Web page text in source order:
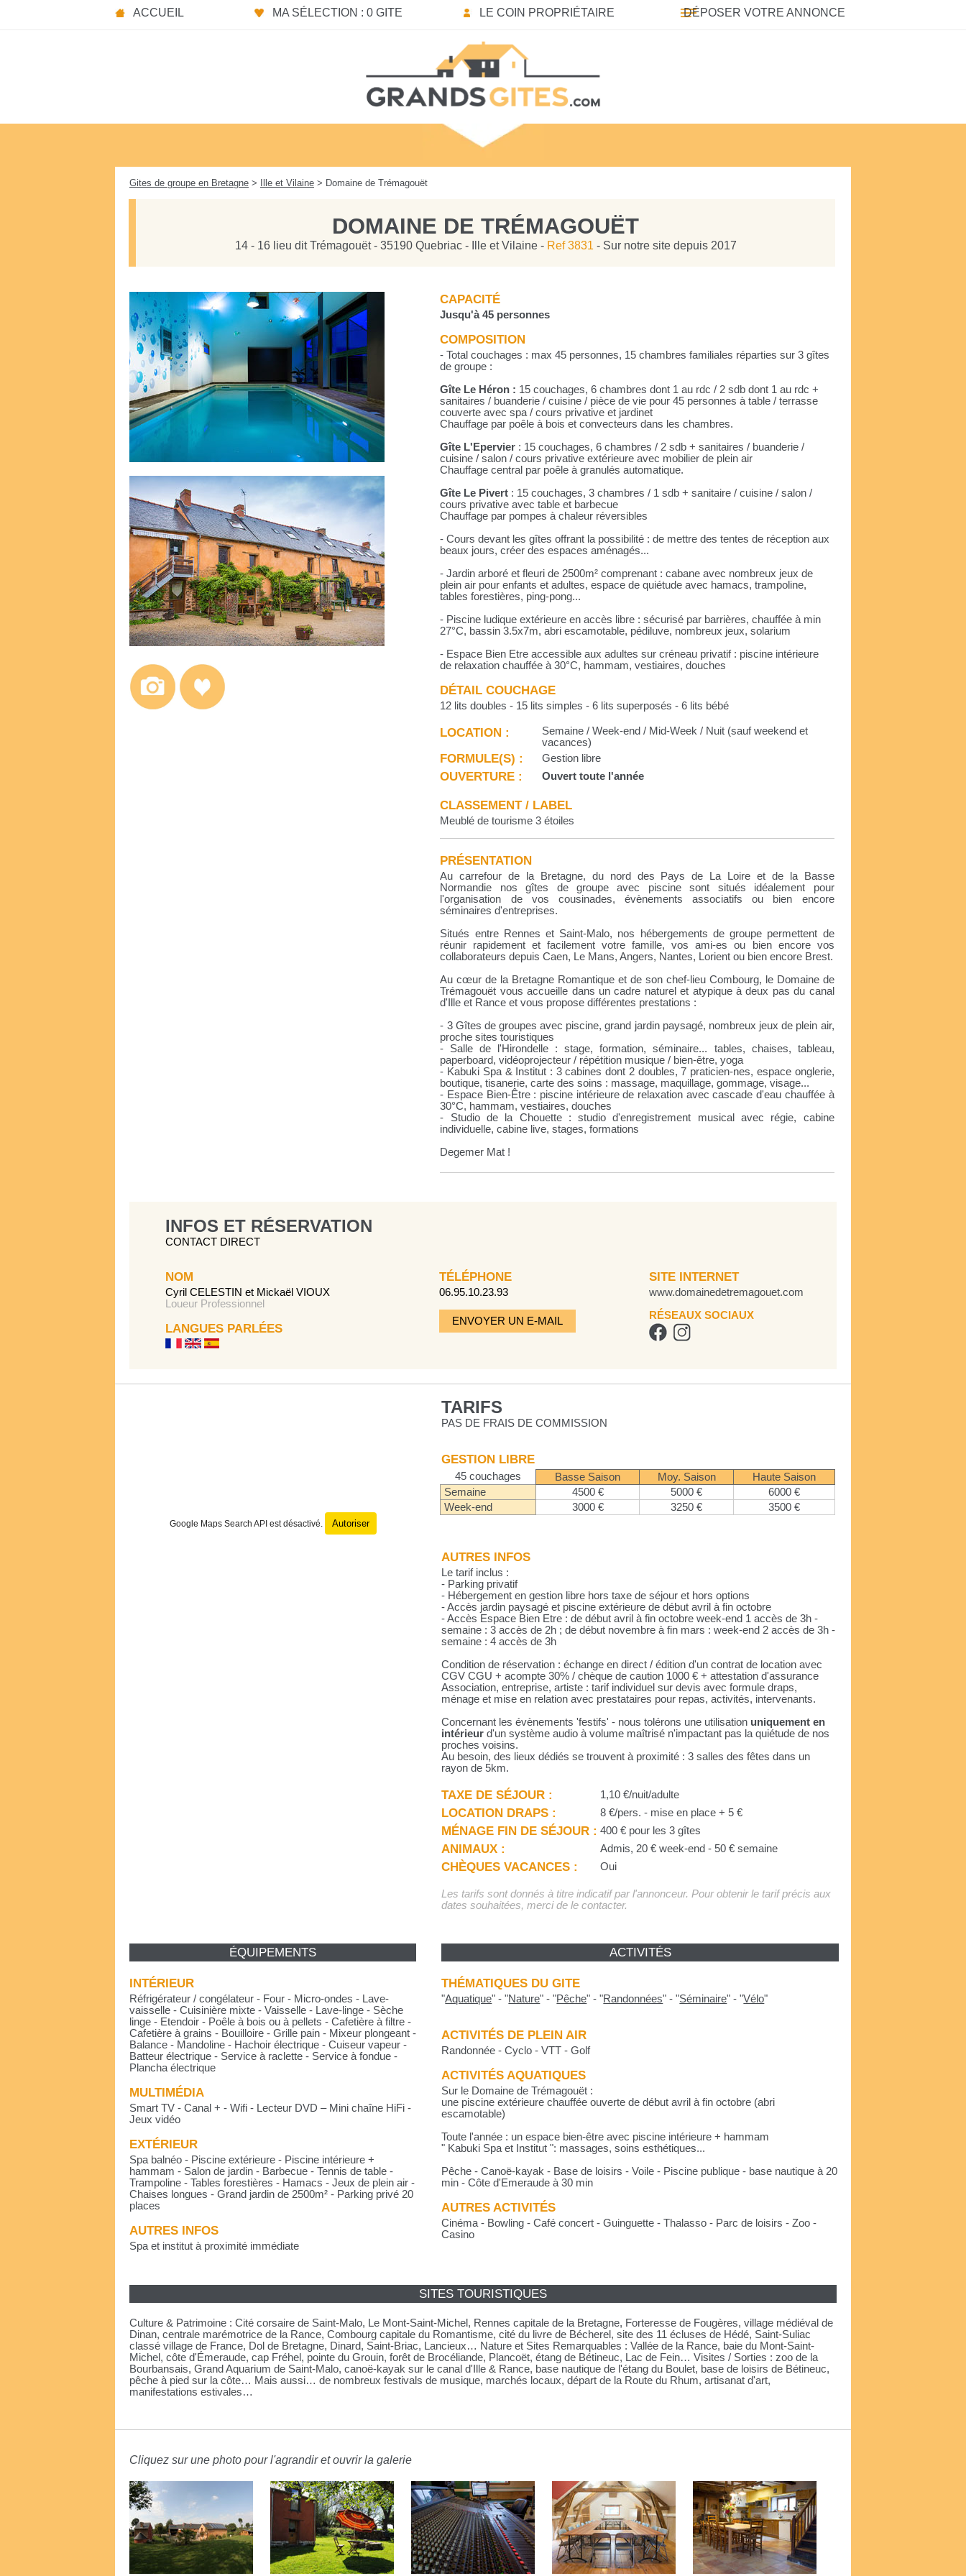
ACCUEIL MA SÉLECTION : 0 GITE LE COIN PROPRIÉTAIRE DÉPOSER VOTRE ANNONCE
Gites de groupe en Bretagne > Ille et Vilaine > Domaine de Trémagouët
DOMAINE DE TRÉMAGOUËT
14 - 16 lieu dit Trémagouët - 35190 Quebriac - Ille et Vilaine - Ref 3831 - Sur notre site depuis 2017
CAPACITÉ
Jusqu'à 45 personnes
COMPOSITION
- Total couchages : max 45 personnes, 15 chambres familiales réparties sur 3 gîtes
de groupe :
Gîte Le Héron : 15 couchages, 6 chambres dont 1 au rdc / 2 sdb dont 1 au rdc +
sanitaires / buanderie / cuisine / pièce de vie pour 45 personnes à table / terrasse
couverte avec spa / cours privative et jardinet
Chauffage par poêle à bois et convecteurs dans les chambres.
Gîte L'Epervier : 15 couchages, 6 chambres / 2 sdb + sanitaires / buanderie /
cuisine / salon / cours privative extérieure avec mobilier de plein air
Chauffage central par poêle à granulés automatique.
Gîte Le Pivert : 15 couchages, 3 chambres / 1 sdb + sanitaire / cuisine / salon /
cours privative avec table et barbecue
Chauffage par pompes à chaleur réversibles
- Cours devant les gîtes offrant la possibilité : de mettre des tentes de réception aux
beaux jours, créer des espaces aménagés...
- Jardin arboré et fleuri de 2500m² comprenant : cabane avec nombreux jeux de
plein air pour enfants et adultes, espace de quiétude avec hamacs, trampoline,
tables forestières, ping-pong...
- Piscine ludique extérieure en accès libre : sécurisé par barrières, chauffée à min
27°C, bassin 3.5x7m, abri escamotable, pédiluve, nombreux jeux, solarium
- Espace Bien Etre accessible aux adultes sur créneau privatif : piscine intérieure
de relaxation chauffée à 30°C, hammam, vestiaires, douches
DÉTAIL COUCHAGE
12 lits doubles - 15 lits simples - 6 lits superposés - 6 lits bébé
LOCATION :
Semaine / Week-end / Mid-Week / Nuit (sauf weekend et
vacances)
FORMULE(S) : Gestion libre
OUVERTURE : Ouvert toute l'année
CLASSEMENT / LABEL
Meublé de tourisme 3 étoiles
PRÉSENTATION
Au carrefour de la Bretagne, du nord des Pays de La Loire et de la Basse
Normandie nos gîtes de groupe avec piscine sont situés idéalement pour
l'organisation de vos cousinades, évènements associatifs ou bien encore
séminaires d'entreprises.
Situés entre Rennes et Saint-Malo, nos hébergements de groupe permettent de
réunir rapidement et facilement votre famille, vos ami-es ou bien encore vos
collaborateurs depuis Caen, Le Mans, Angers, Nantes, Lorient ou bien encore Brest.
Au cœur de la Bretagne Romantique et de son chef-lieu Combourg, le Domaine de
Trémagouët vous accueille dans un cadre naturel et atypique à deux pas du canal
d'Ille et Rance et vous propose différentes prestations :
- 3 Gîtes de groupes avec piscine, grand jardin paysagé, nombreux jeux de plein air,
proche sites touristiques
- Salle de l'Hirondelle : stage, formation, séminaire... tables, chaises, tableau,
paperboard, vidéoprojecteur / répétition musique / bien-être, yoga
- Kabuki Spa & Institut : 3 cabines dont 2 doubles, 7 praticien-nes, espace onglerie,
boutique, tisanerie, carte des soins : massage, maquillage, gommage, visage...
- Espace Bien-Être : piscine intérieure de relaxation avec cascade d'eau chauffée à
30°C, hammam, vestiaires, douches
- Studio de la Chouette : studio d'enregistrement musical avec régie, cabine
individuelle, cabine live, stages, formations
Degemer Mat !
INFOS ET RÉSERVATION
CONTACT DIRECT
NOM
Cyril CELESTIN et Mickaël VIOUX
Loueur Professionnel
LANGUES PARLÉES
TÉLÉPHONE
06.95.10.23.93
ENVOYER UN E-MAIL
SITE INTERNET
www.domainedetremagouet.com
RÉSEAUX SOCIAUX
Google Maps Search API est désactivé. Autoriser
TARIFS
PAS DE FRAIS DE COMMISSION
GESTION LIBRE
45 couchages Basse Saison Moy. Saison
Haute Saison
Semaine
4500 € 5000 €
6000 €
Week-end
3000 € 3250 € 3500 €
AUTRES INFOS
Le tarif inclus :
- Parking privatif
- Hébergement en gestion libre hors taxe de séjour et hors options
- Accès jardin paysagé et piscine extérieure de début avril à fin octobre
- Accès Espace Bien Etre : de début avril à fin octobre week-end 1 accès de 3h -
semaine : 3 accès de 2h ; de début novembre à fin mars : week-end 2 accès de 3h -
semaine : 4 accès de 3h
Condition de réservation : échange en direct / édition d'un contrat de location avec
CGV CGU + acompte 30% / chèque de caution 1000 € + attestation d'assurance
Association, entreprise, artiste : tarif individuel sur devis avec formule draps,
ménage et mise en relation avec prestataires pour repas, activités, intervenants.
Concernant les évènements 'festifs' - nous tolérons une utilisation uniquement en
intérieur d'un système audio à volume maîtrisé n'impactant pas la quiétude de nos
proches voisins.
Au besoin, des lieux dédiés se trouvent à proximité : 3 salles des fêtes dans un
rayon de 5km.
TAXE DE SÉJOUR : 1,10 €/nuit/adulte
LOCATION DRAPS : 8 €/pers. - mise en place + 5 €
MÉNAGE FIN DE SÉJOUR : 400 € pour les 3 gîtes
ANIMAUX : Admis, 20 € week-end - 50 € semaine
CHÈQUES VACANCES : Oui
Les tarifs sont donnés à titre indicatif par l'annonceur. Pour obtenir le tarif précis aux
dates souhaitées, merci de le contacter.
ÉQUIPEMENTS
INTÉRIEUR
Réfrigérateur / congélateur - Four - Micro-ondes - Lave-
vaisselle - Cuisinière mixte - Vaisselle - Lave-linge - Sèche
linge - Etendoir - Poêle à bois ou à pellets - Cafetière à filtre -
Cafetière à grains - Bouilloire - Grille pain - Mixeur plongeant -
Balance - Mandoline - Hachoir électrique - Cuiseur vapeur -
Batteur électrique - Service à raclette - Service à fondue -
Plancha électrique
MULTIMÉDIA
Smart TV - Canal + - Wifi - Lecteur DVD – Mini chaîne HiFi -
Jeux vidéo
EXTÉRIEUR
Spa balnéo - Piscine extérieure - Piscine intérieure +
hammam - Salon de jardin - Barbecue - Tennis de table -
Trampoline - Tables forestières - Hamacs - Jeux de plein air -
Chaises longues - Grand jardin de 2500m² - Parking privé 20
places
AUTRES INFOS
Spa et institut à proximité immédiate
ACTIVITÉS
THÉMATIQUES DU GITE
"Aquatique" -"Nature" -"Pêche" -"Randonnées" -"Séminaire" -"Vélo"
ACTIVITÉS DE PLEIN AIR
Randonnée - Cyclo - VTT - Golf
ACTIVITÉS AQUATIQUES
Sur le Domaine de Trémagouët :
une piscine extérieure chauffée ouverte de début avril à fin octobre (abri
escamotable)
Toute l'année : un espace bien-être avec piscine intérieure + hammam
" Kabuki Spa et Institut ": massages, soins esthétiques...
Pêche - Canoë-kayak - Base de loisirs - Voile - Piscine publique - base nautique à 20
min - Côte d'Emeraude à 30 min
AUTRES ACTIVITÉS
Cinéma - Bowling - Café concert - Guinguette - Thalasso - Parc de loisirs - Zoo -
Casino
SITES TOURISTIQUES
Culture & Patrimoine : Cité corsaire de Saint-Malo, Le Mont-Saint-Michel, Rennes capitale de la Bretagne, Forteresse de Fougères, village médiéval de
Dinan, centrale marémotrice de la Rance, Combourg capitale du Romantisme, cité du livre de Bécherel, site des 11 écluses de Hédé, Saint-Suliac
classé village de France, Dol de Bretagne, Dinard, Saint-Briac, Lancieux… Nature et Sites Remarquables : Vallée de la Rance, baie du Mont-Saint-
Michel, côte d'Émeraude, cap Fréhel, pointe du Grouin, forêt de Brocéliande, Plancoët, étang de Bétineuc, Lac de Fein… Visites / Sorties : zoo de la
Bourbansais, Grand Aquarium de Saint-Malo, canoë-kayak sur le canal d'Ille & Rance, base nautique de l'étang du Boulet, base de loisirs de Bétineuc,
pêche à pied sur la côte… Mais aussi… de nombreux festivals de musique, marchés locaux, départ de la Route du Rhum, artisanat d'art,
manifestations estivales…
Cliquez sur une photo pour l'agrandir et ouvrir la galerie
Panneau de gestion des cookies